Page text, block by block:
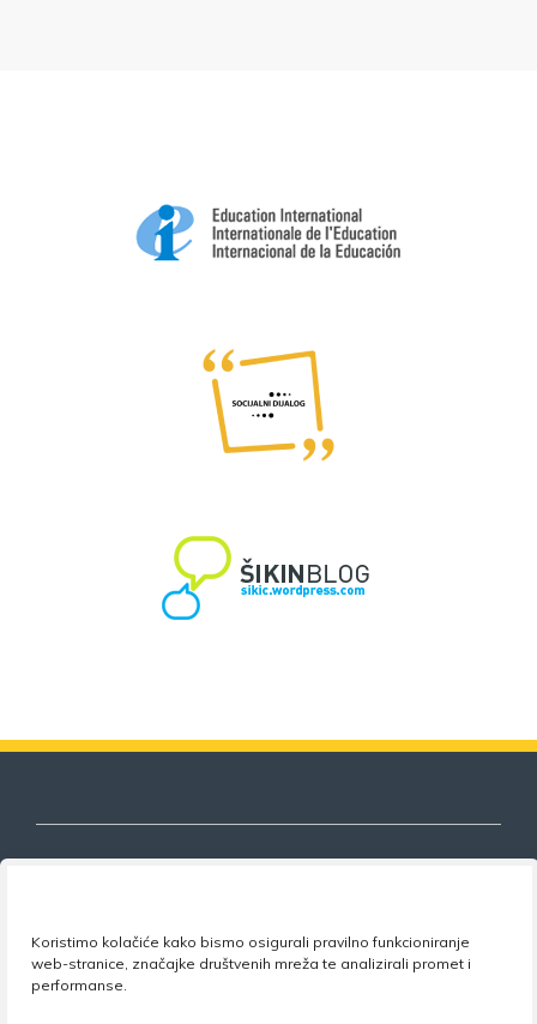
Koristimo kolačiće kako bismo osigurali pravilno funkcioniranje
web-stranice, značajke društvenih mreža te analizirali promet i
performanse.
Nezavisni sindikat znanosti i visokog
obrazovanja